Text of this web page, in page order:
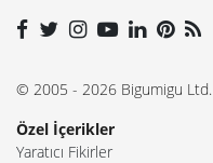
© 2005 - 2026 Bigumigu Ltd.
Özel İçerikler
Yaratıcı Fikirler